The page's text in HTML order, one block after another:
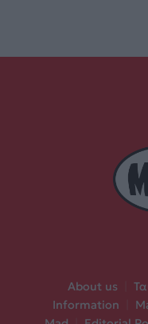
About us
Information